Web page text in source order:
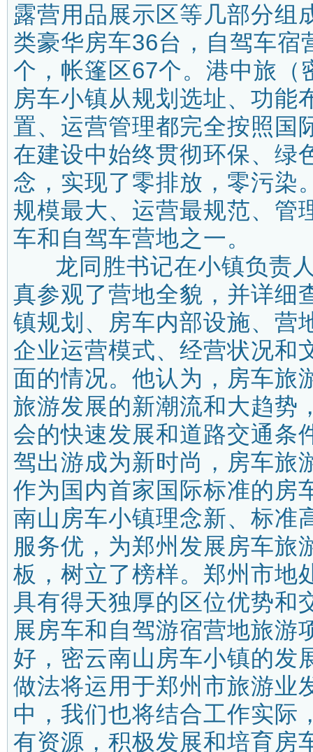
露营用品展示区等几部分组
类豪华房车36台，自驾车宿
个，帐篷区67个。港中旅（
房车小镇从规划选址、功能
置、运营管理都完全按照国
在建设中始终贯彻环保、绿
念，实现了零排放，零污染
规模最大、运营最规范、管
车和自驾车营地之一。
龙同胜书记在小镇负责
真参观了营地全貌，并详细
镇规划、房车内部设施、营
企业运营模式、经营状况和
面的情况。他认为，房车旅
旅游发展的新潮流和大趋势
会的快速发展和道路交通条
驾出游成为新时尚，房车旅
作为国内首家国际标准的房
南山房车小镇理念新、标准
服务优，为郑州发展房车旅
板，树立了榜样。郑州市地
具有得天独厚的区位优势和
展房车和自驾游宿营地旅游
好，密云南山房车小镇的发
做法将运用于郑州市旅游业
中，我们也将结合工作实际
有资源，积极发展和培育房